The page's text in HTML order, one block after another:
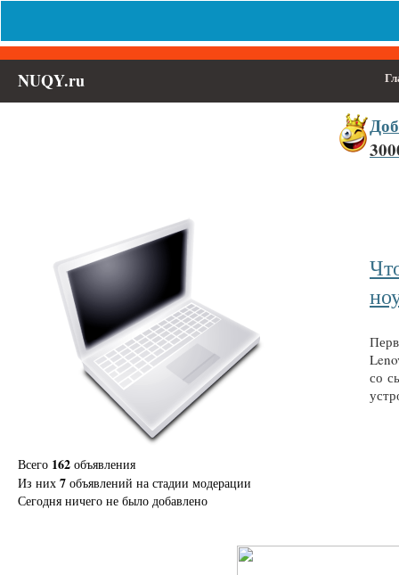
NUQY.ru
со
Всего 162 объявления
Из них 7 объявлений на стадии модерации
Сегодня ничего не было добавлено